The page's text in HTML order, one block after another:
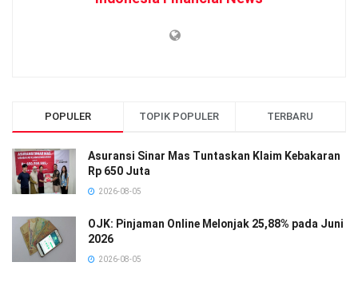
POPULER TOPIK POPULER TERBARU
Asuransi Sinar Mas Tuntaskan Klaim Kebakaran
Rp 650 Juta
2026-08-05
OJK: Pinjaman Online Melonjak 25,88% pada Juni
2026
2026-08-05